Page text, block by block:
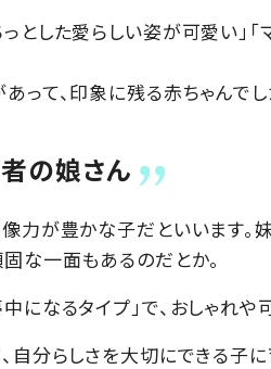
とした愛らしい姿が可愛い」
って、印象に残る赤ちゃんでし
の娘さん
力が豊かな子だといいます。
な一面もあるのだとか。
になるタイプ」で、おしゃれ
自分らしさを大切にできる子